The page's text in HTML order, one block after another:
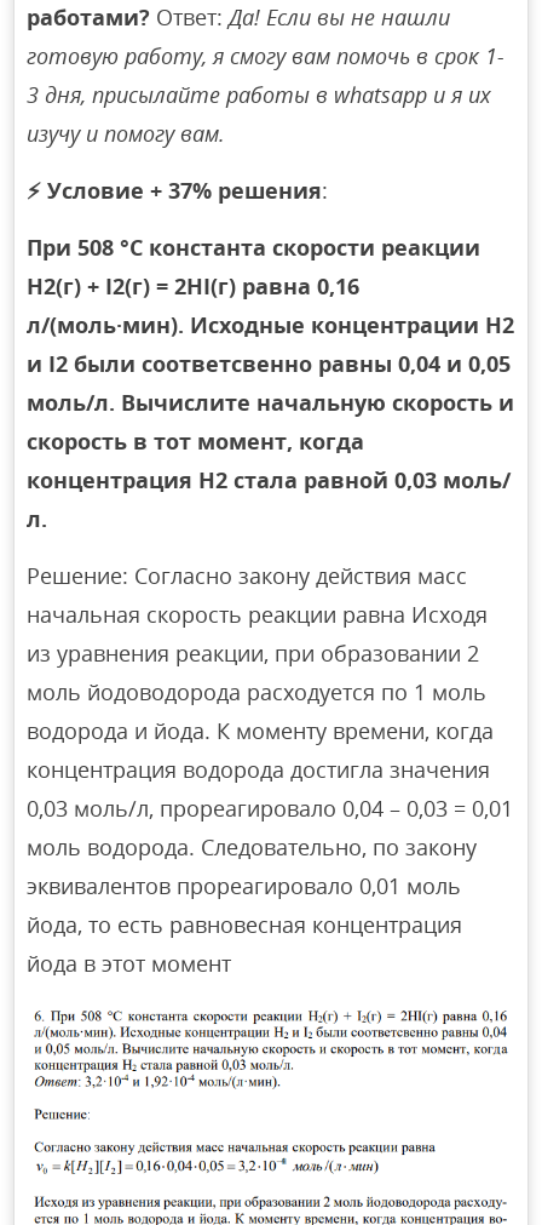
работами? Ответ:Да! Если вы не нашли
готовую работу, я смогу вам помочь в срок 1-
3 дня, присылайте работы в whatsapp и я их
изучу и помогу вам.
⚡ Условие + 37% решения:
При 508 °С константа скорости реакции
H2(г) + I2(г) = 2HI(г) равна 0,16
л/(моль·мин). Исходные концентрации H2
и I2 были соответсвенно равны 0,04 и 0,05
моль/л. Вычислите начальную скорость и
скорость в тот момент, когда
концентрация H2 стала равной 0,03 моль/
л.
Решение: Согласно закону действия масс
начальная скорость реакции равна Исходя
из уравнения реакции, при образовании 2
моль йодоводорода расходуется по 1 моль
водорода и йода. К моменту времени, когда
концентрация водорода достигла значения
0,03 моль/л, прореагировало 0,04 – 0,03 = 0,01
моль водорода. Следовательно, по закону
эквивалентов прореагировало 0,01 моль
йода, то есть равновесная концентрация
йода в этот момент